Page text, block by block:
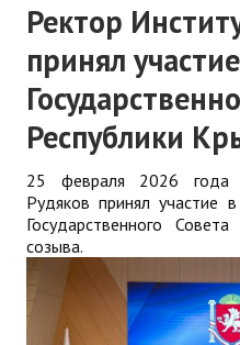
Ректор
принял
Республики
25 февраля 2026 года
Рудяков принял участие
Государственного
созыва.